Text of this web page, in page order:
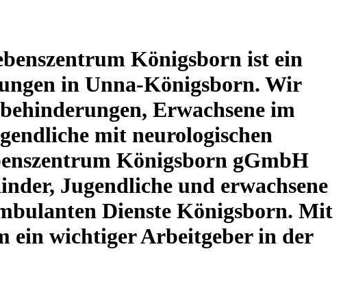
Königsborn ist ein
in Unna-Königsborn. Wir
Erwachsene im
mit neurologischen
Königsborn gGmbH
Jugendliche und erwachsene
Dienste Königsborn. Mit
ein wichtiger Arbeitgeber in der